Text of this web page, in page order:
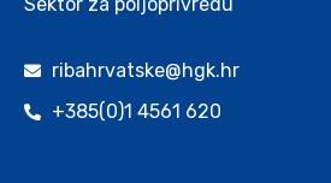
ribahrvatske@hgk.hr
+385(0)1 4561 620